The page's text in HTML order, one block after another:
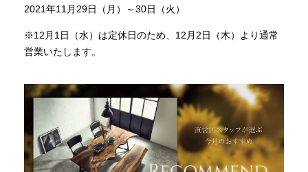
WEBカタログ
全商品一覧
新入荷情報
2021年11月29日（月）～30日（火）
※12月1日（水）は定休日のため、12月2日（木）より通常
営業いたします。